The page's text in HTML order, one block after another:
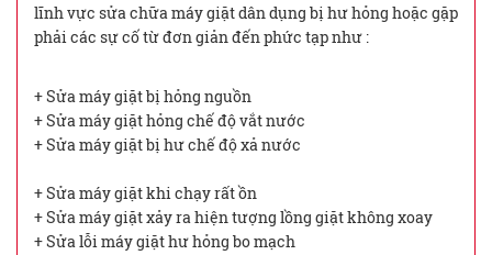
lĩnh vực sửa chữa máy giặt dân dụng bị hư hỏng hoặc gặp
phải các sự cố từ đơn giản đến phức tạp như :
+ Sửa máy giặt bị hỏng nguồn
+ Sửa máy giặt hỏng chế độ vắt nước
+ Sửa máy giặt bị hư chế độ xả nước
+ Sửa máy giặt khi chạy rất ồn
+ Sửa máy giặt xảy ra hiện tượng lồng giặt không xoay
+ Sửa lỗi máy giặt hư hỏng bo mạch